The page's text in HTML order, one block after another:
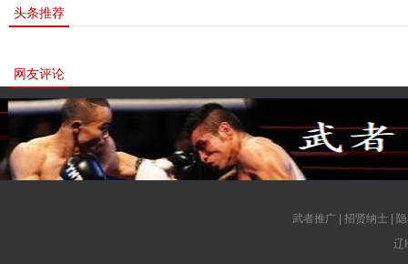
头条推荐
网友评论
武者推广| 招贤纳士|
辽